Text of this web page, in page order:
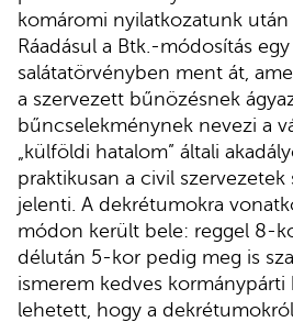
komáromi nyilatkozatunk
Ráadásul a Btk.-módosítás
salátatörvényben ment át,
a szervezett bűnözésnek
bűncselekménynek nevezi a
„külföldi hatalom” általi
praktikusan a civil szervezetek
jelenti. A dekrétumokra
módon került bele: reggel 8-
délután 5-kor pedig meg is
ismerem kedves kormánypárti
lehetett, hogy a